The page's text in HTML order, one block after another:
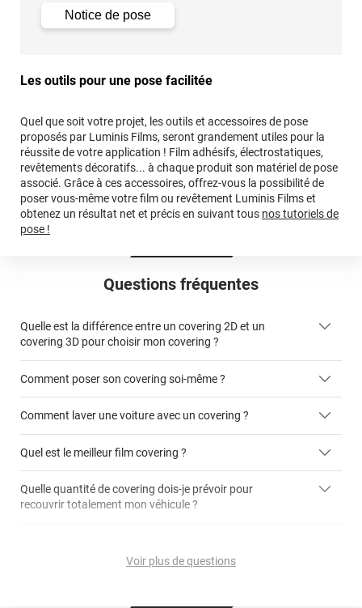
Questions fréquentes
Quelle est la différence entre un covering 2D et un
covering 3D pour choisir mon covering ?
covering 2D
Comment poser son covering soi-même ?
Comment laver une voiture avec un covering ?
Quel est le meilleur film covering ?
covering 2D
Quelle quantité de covering dois-je prévoir pour
recouvrir totalement mon véhicule ?
Voir plus de questions
Notice de pose
Les outils pour une pose facilitée
Quel que soit votre projet, les outils et accessoires de pose
proposés par Luminis Films, seront grandement utiles pour la
réussite de votre application ! Film adhésifs, électrostatiques,
revêtements décoratifs... à chaque produit son matériel de pose
associé. Grâce à ces accessoires, offrez-vous la possibilité de
poser vous-même votre film ou revêtement Luminis Films et
obtenez un résultat net et précis en suivant tous nos tutoriels de
pose !